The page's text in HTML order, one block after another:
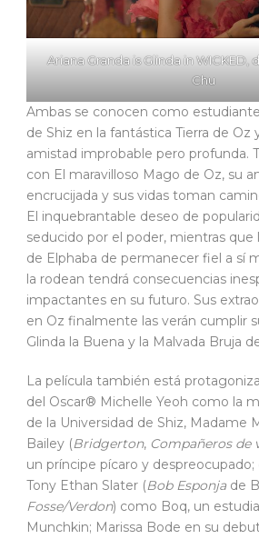
Ariana Granda is Glinda in WICKED,
Chu
Ambas se conocen como
de Shiz en la fantástica Tierra de Oz
amistad improbable pero profunda.
con El maravilloso Mago de Oz, su
encrucijada y sus vidas toman
El inquebrantable deseo de
seducido por el poder, mientras
de Elphaba de permanecer fiel a sí
la rodean tendrá consecuencias
impactantes en su futuro. Sus
en Oz finalmente las verán cumplir
Glinda la Buena y la Malvada Bruja
La película también está
del Oscar® Michelle Yeoh como la
de la Universidad de Shiz, Madame
Bailey (Bridgerton, Compañeros de
un príncipe pícaro y despreocupado;
Tony Ethan Slater (Bob Esponja de
Fosse/Verdon) como Boq, un
Munchkin; Marissa Bode en su